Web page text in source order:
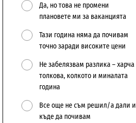
Да, но това не промени
плановете ми за ваканцията
Тази година няма да почивам
точно заради високите цени
Не забелязвам разлика – харча
толкова, колкото и миналата
година
Все още не съм решил/а дали и
къде да почивам